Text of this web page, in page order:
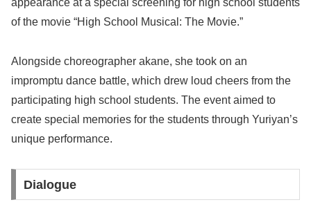
appearance at a special screening for high school students
of the movie “High School Musical: The Movie.”
Alongside choreographer akane, she took on an
impromptu dance battle, which drew loud cheers from the
participating high school students. The event aimed to
create special memories for the students through Yuriyan’s
unique performance.
Dialogue